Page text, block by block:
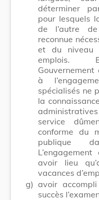
déterminer
pour lesquels
de l’autre
reconnue
et du niveau
emplois.
à
spécialisés ne
la
service
conforme du
publique
avoir lieu
vacances
g) avoir
succès